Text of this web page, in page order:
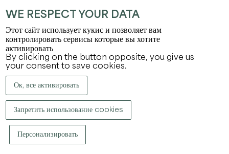
Зона для участников
Вакансии и стажировки
Политика конфиденциальности
КОПИРАЙТ ©2026ОФИС ПО ТУРИЗМУ БОЛЬШОГО СЕН-ЭМИЛЬОНА
WE RESPECT YOUR DATA
Этот сайт использует кукис и позволяет вам
контролировать сервисы которые вы хотите
активировать
By clicking on the button opposite, you give us
your consent to save cookies.
Ок, все активировать
Запретить использование cookies
Персонализировать